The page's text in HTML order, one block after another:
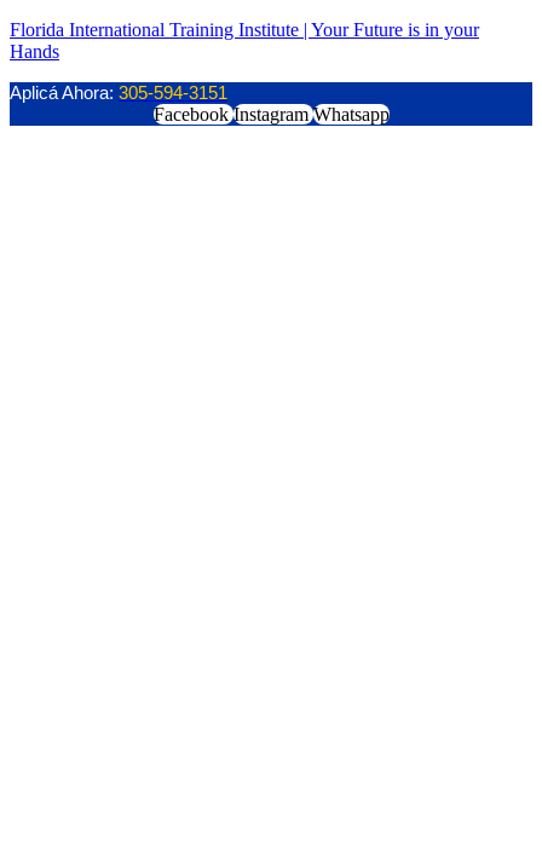
Florida International Training Institute | Your Future is in your
Hands
Aplicá Ahora: 305-594-3151
Facebook Instagram Whatsapp